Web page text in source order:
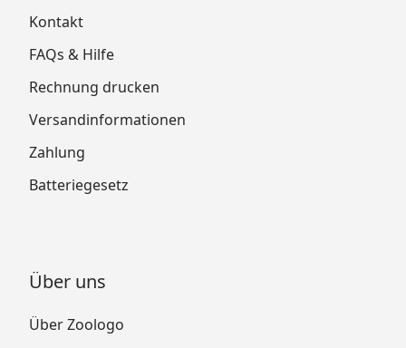
Kontakt
FAQs & Hilfe
Rechnung drucken
Versandinformationen
Zahlung
Batteriegesetz
Über uns
Über Zoologo